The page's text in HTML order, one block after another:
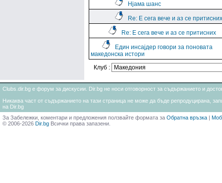
Нјама шанс
Re: Е сега вече и аз се притисних
Re: Е сега вече и аз се притисних
Един инсајдер говори за поновата
македонска истори
Клуб :
Clubs.dir.bg е форум за дискусии. Dir.bg не носи отговорност за съдържанието и
Никаква част от съдържанието на тази страница не може да бъде репродуцирана,
на Dir.bg
За Забележки, коментари и предложения ползвайте формата за Обратна връзка |
© 2006-2026 Dir.bg Всички права запазени.